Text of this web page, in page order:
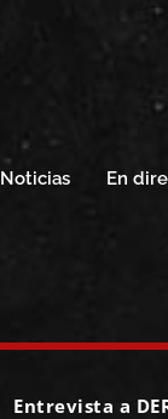
Noticias En
Entrevista a